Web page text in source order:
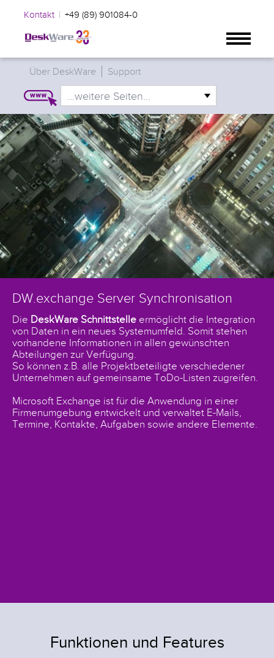
Kontakt | +49 (89) 901084-0
Über DeskWare Support
...weitere Seiten...
DW.exchange Server Synchronisation
Die DeskWare Schnittstelle ermöglicht die Integration
von Daten in ein neues Systemumfeld. Somit stehen
vorhandene Informationen in allen gewünschten
Abteilungen zur Verfügung.
So können z.B. alle Projektbeteiligte verschiedener
Unternehmen auf gemeinsame ToDo-Listen zugreifen.
Microsoft Exchange ist für die Anwendung in einer
Firmenumgebung entwickelt und verwaltet E-Mails,
Termine, Kontakte, Aufgaben sowie andere Elemente.
Funktionen und Features